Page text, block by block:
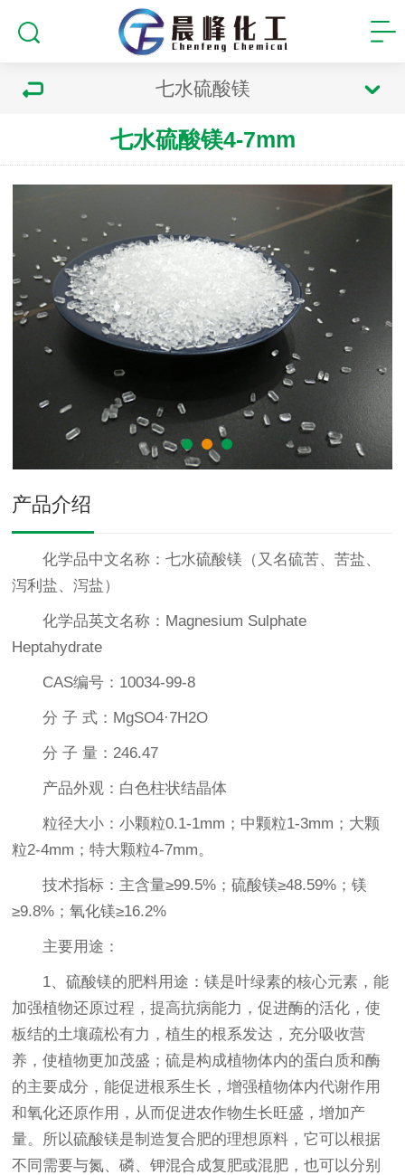
七水硫酸镁
七水硫酸镁4-7mm
产品介绍
化学品中文名称：七水硫酸镁（又名硫苦、苦盐、
泻利盐、泻盐）
化学品英文名称：Magnesium Sulphate
Heptahydrate
CAS编号：10034-99-8
分 子 式：MgSO4·7H2O
分 子 量：246.47
产品外观：白色柱状结晶体
粒径大小：小颗粒0.1-1mm；中颗粒1-3mm；大颗
粒2-4mm；特大颗粒4-7mm。
技术指标：主含量≥99.5%；硫酸镁≥48.59%；镁
≥9.8%；氧化镁≥16.2%
主要用途：
1、硫酸镁的肥料用途：镁是叶绿素的核心元素，能
加强植物还原过程，提高抗病能力，促进酶的活化，使
板结的土壤疏松有力，植生的根系发达，充分吸收营
养，使植物更加茂盛；硫是构成植物体内的蛋白质和酶
的主要成分，能促进根系生长，增强植物体内代谢作用
和氧化还原作用，从而促进农作物生长旺盛，增加产
量。所以硫酸镁是制造复合肥的理想原料，它可以根据
不同需要与氮、磷、钾混合成复肥或混肥，也可以分别